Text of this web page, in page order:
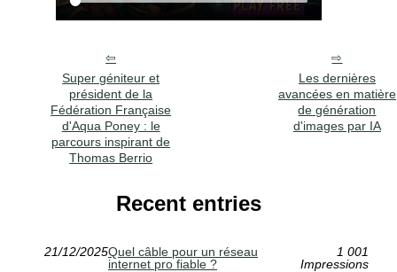
Super géniteur et
président de la
Fédération Française
d'Aqua Poney : le
parcours inspirant de
Thomas Berrio
Les dernières
avancées en matière
de génération
d'images par IA
Recent entries
21/12/2025Quel câble pour un réseau
internet pro fiable ?
1 001
Impressions